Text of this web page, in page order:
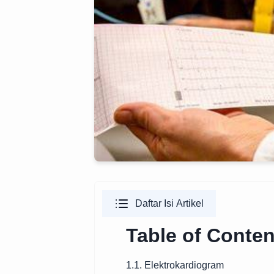
Daftar Isi Artikel
Table of
1.1. Elektrokardiogram